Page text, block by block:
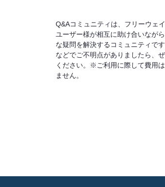
Q&Aコミュニティは、フリーウェ
ユーザー様が相互に助け合いなが
な疑問を解決するコミュニティで
などでご不明点がありましたら、
ください。※ご利用に際して費用
ません。